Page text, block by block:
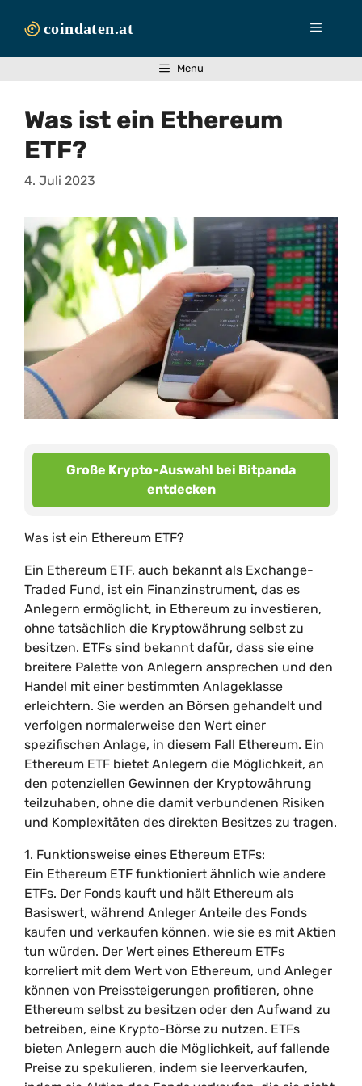
Inhalt
Menü
Menu
Was ist ein Ethereum
ETF?
4. Juli 2023
Große Krypto-Auswahl bei Bitpanda
entdecken
Was ist ein Ethereum ETF?
Ein Ethereum ETF, auch bekannt als Exchange-
Traded Fund, ist ein Finanzinstrument, das es
Anlegern ermöglicht, in Ethereum zu investieren,
ohne tatsächlich die Kryptowährung selbst zu
besitzen. ETFs sind bekannt dafür, dass sie eine
breitere Palette von Anlegern ansprechen und den
Handel mit einer bestimmten Anlageklasse
erleichtern. Sie werden an Börsen gehandelt und
verfolgen normalerweise den Wert einer
spezifischen Anlage, in diesem Fall Ethereum. Ein
Ethereum ETF bietet Anlegern die Möglichkeit, an
den potenziellen Gewinnen der Kryptowährung
teilzuhaben, ohne die damit verbundenen Risiken
und Komplexitäten des direkten Besitzes zu tragen.
1. Funktionsweise eines Ethereum ETFs:
Ein Ethereum ETF funktioniert ähnlich wie andere
ETFs. Der Fonds kauft und hält Ethereum als
Basiswert, während Anleger Anteile des Fonds
kaufen und verkaufen können, wie sie es mit Aktien
tun würden. Der Wert eines Ethereum ETFs
korreliert mit dem Wert von Ethereum, und Anleger
können von Preissteigerungen profitieren, ohne
Ethereum selbst zu besitzen oder den Aufwand zu
betreiben, eine Krypto-Börse zu nutzen. ETFs
bieten Anlegern auch die Möglichkeit, auf fallende
Preise zu spekulieren, indem sie leerverkaufen,